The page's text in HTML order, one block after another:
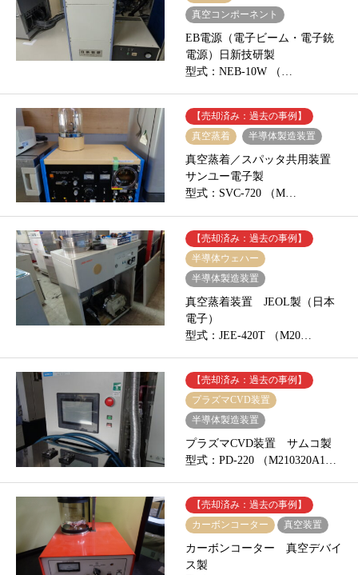
真空コンポーネント
EB電源（電子ビーム・電子銃
電源）日新技研製
型式：NEB-10W （…
【売却済み：過去の事例】
真空蒸着
半導体製造装置
真空蒸着／スパッタ共用装置
サンユー電子製
型式：SVC-720 （M…
【売却済み：過去の事例】
半導体ウェハー
半導体製造装置
真空蒸着装置 JEOL製（日本
電子）
型式：JEE-420T （M20…
【売却済み：過去の事例】
プラズマCVD装置
半導体製造装置
プラズマCVD装置 サムコ製
型式：PD-220 （M210320A1…
【売却済み：過去の事例】
カーボンコーター
真空装置
カーボンコーター 真空デバイ
ス製